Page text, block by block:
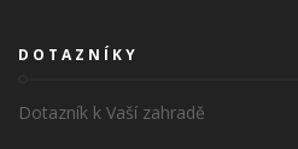
DOTAZNÍKY
Dotazník k Vaší zahradě